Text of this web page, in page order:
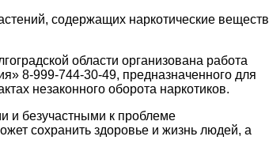
содержащих наркотические
области организована работа
8-999-744-30-49, предназначенного для
незаконного оборота наркотиков.
и безучастными к проблеме
сохранить здоровье и жизнь людей, а